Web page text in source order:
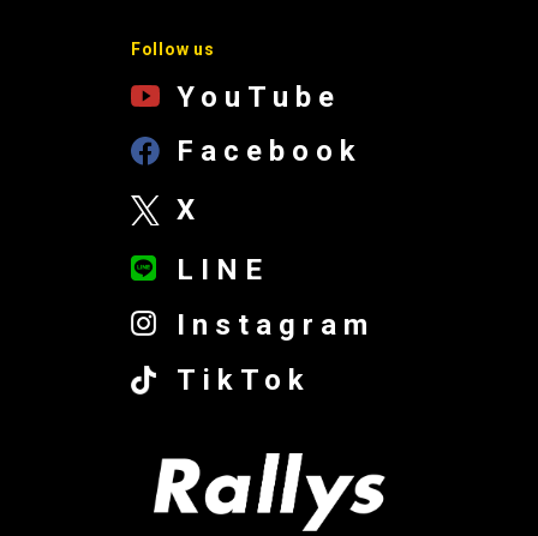
Follow us
YouTube
Facebook
X
LINE
Instagram
TikTok